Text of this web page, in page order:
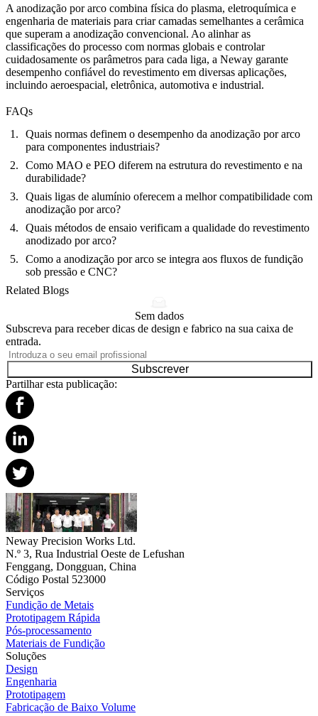
A anodização por arco combina física do plasma, eletroquímica e
engenharia de materiais para criar camadas semelhantes a cerâmica
que superam a anodização convencional. Ao alinhar as
classificações do processo com normas globais e controlar
cuidadosamente os parâmetros para cada liga, a Neway garante
desempenho confiável do revestimento em diversas aplicações,
incluindo aeroespacial, eletrônica, automotiva e industrial.
FAQs
Quais normas definem o desempenho da anodização por arco
para componentes industriais?
Como MAO e PEO diferem na estrutura do revestimento e na
durabilidade?
Quais ligas de alumínio oferecem a melhor compatibilidade com
anodização por arco?
Quais métodos de ensaio verificam a qualidade do revestimento
anodizado por arco?
Como a anodização por arco se integra aos fluxos de fundição
sob pressão e CNC?
Related Blogs
Sem dados
Subscreva para receber dicas de design e fabrico na sua caixa de
entrada.
Subscrever
Partilhar esta publicação:
Neway Precision Works Ltd.
N.º 3, Rua Industrial Oeste de Lefushan
Fenggang, Dongguan, China
Código Postal 523000
Serviços
Fundição de Metais
Prototipagem Rápida
Pós-processamento
Materiais de Fundição
Soluções
Design
Engenharia
Prototipagem
Fabricação de Baixo Volume